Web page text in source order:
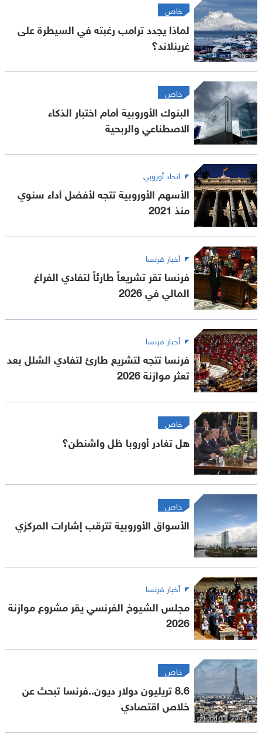
خاص
لماذا يجدد ترامب رغبته في السيطرة على
غرينلاند؟
خاص
البنوك الأوروبية أمام اختبار الذكاء
الاصطناعي والربحية
اتحاد أوروبي
الأسهم الأوروبية تتجه لأفضل أداء سنوي
منذ 2021
أخبار فرنسا
فرنسا تقر تشريعاً طارئاً لتفادي الفراغ
المالي في 2026
أخبار فرنسا
فرنسا تتجه لتشريع طارئ لتفادي الشلل بعد
تعثر موازنة 2026
خاص
هل تغادر أوروبا ظل واشنطن؟
خاص
الأسواق الأوروبية تترقب إشارات المركزي
أخبار فرنسا
مجلس الشيوخ الفرنسي يقر مشروع موازنة
2026
خاص
8.6 تريليون دولار ديون..فرنسا تبحث عن
خلاص اقتصادي